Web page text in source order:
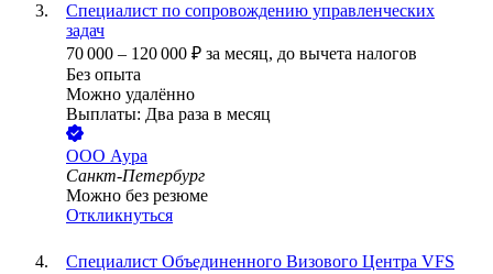
Специалист по сопровождению управленческих
задач
70 000 – 120 000 ₽ за месяц, до вычета налогов
Без опыта
Можно удалённо
Выплаты: Два раза в месяц
ООО Аура
Санкт-Петербург
Можно без резюме
Откликнуться
Cпециалист Объединенного Визового Центра VFS